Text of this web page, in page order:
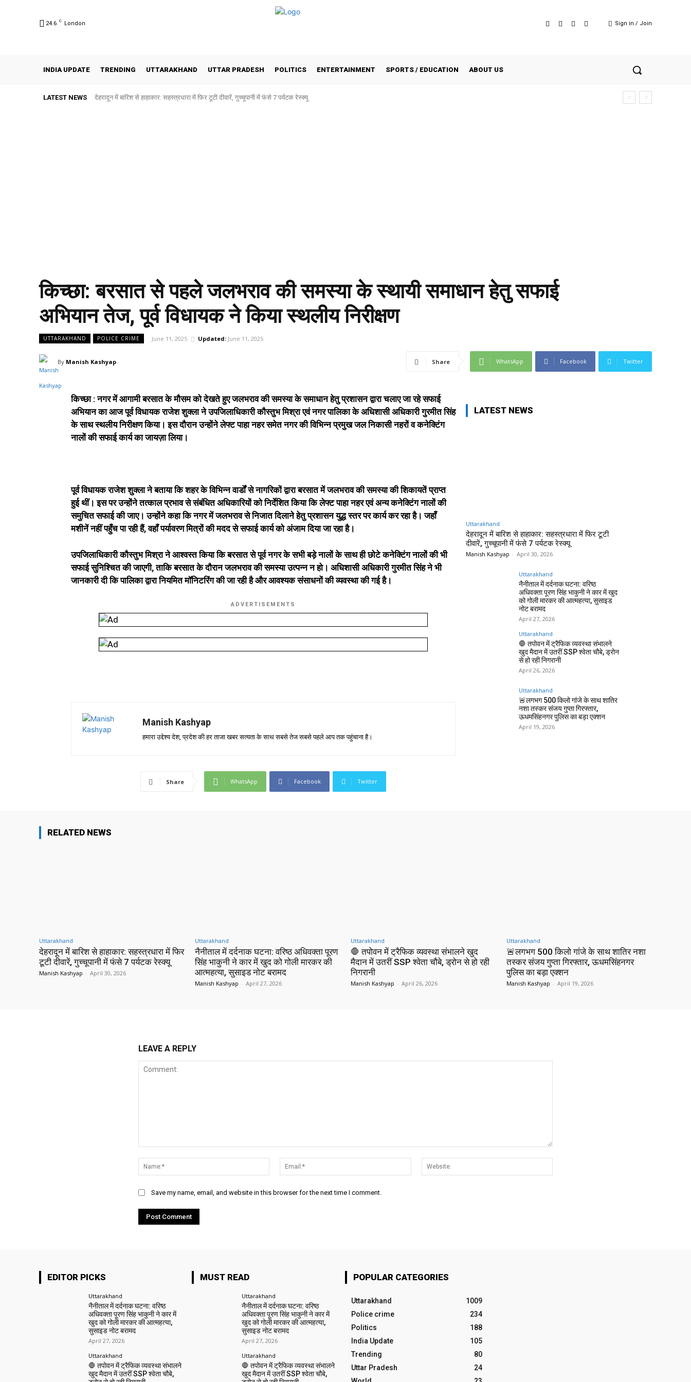
24.6 C London Sign in / Join
INDIA UPDATE TRENDING UTTARAKHAND UTTAR PRADESH POLITICS ENTERTAINMENT SPORTS / EDUCATION ABOUT US
LATEST NEWS देहरादून में बारिश से हाहाकार: सहस्त्रधारा में फिर टूटी दीवारें, गुच्चूपानी में फंसे 7 पर्यटक रेस्क्यू
किच्छा: बरसात से पहले जलभराव की समस्या के स्थायी समाधान हेतु सफाई
अभियान तेज, पूर्व विधायक ने किया स्थलीय निरीक्षण
UTTARAKHAND POLICE CRIME June 11, 2025 Updated: June 11, 2025
By Manish Kashyap Share WhatsApp Facebook Twitter
किच्छा : नगर में आगामी बरसात के मौसम को देखते हुए जलभराव की समस्या के समाधान हेतु प्रशासन द्वारा चलाए जा रहे सफाई
अभियान का आज पूर्व विधायक राजेश शुक्ला ने उपजिलाधिकारी कौस्तुभ मिश्रा एवं नगर पालिका के अधिशासी अधिकारी गुरमीत सिंह
के साथ स्थलीय निरीक्षण किया। इस दौरान उन्होंने लेफ्ट पाहा नहर समेत नगर की विभिन्न प्रमुख जल निकासी नहरों व कनेक्टिंग
नालों की सफाई कार्य का जायज़ा लिया।
पूर्व विधायक राजेश शुक्ला ने बताया कि शहर के विभिन्न वार्डों से नागरिकों द्वारा बरसात में जलभराव की समस्या की शिकायतें प्राप्त
हुई थीं। इस पर उन्होंने तत्काल प्रभाव से संबंधित अधिकारियों को निर्देशित किया कि लेफ्ट पाहा नहर एवं अन्य कनेक्टिंग नालों की
समुचित सफाई की जाए। उन्होंने कहा कि नगर में जलभराव से निजात दिलाने हेतु प्रशासन युद्ध स्तर पर कार्य कर रहा है। जहाँ
मशीनें नहीं पहुँच पा रही हैं, वहाँ पर्यावरण मित्रों की मदद से सफाई कार्य को अंजाम दिया जा रहा है।
उपजिलाधिकारी कौस्तुभ मिश्रा ने आश्वस्त किया कि बरसात से पूर्व नगर के सभी बड़े नालों के साथ ही छोटे कनेक्टिंग नालों की भी
सफाई सुनिश्चित की जाएगी, ताकि बरसात के दौरान जलभराव की समस्या उत्पन्न न हो। अधिशासी अधिकारी गुरमीत सिंह ने भी
जानकारी दी कि पालिका द्वारा नियमित मॉनिटरिंग की जा रही है और आवश्यक संसाधनों की व्यवस्था की गई है।
ADVERTISEMENTS
Manish Kashyap
हमारा उद्देश्य देश, प्रदेश की हर ताजा खबर सत्यता के साथ सबसे तेज सबसे पहले आप तक पहुंचाना है।
Share WhatsApp Facebook Twitter
LATEST NEWS
Uttarakhand
देहरादून में बारिश से हाहाकार: सहस्त्रधारा में फिर टूटी
दीवारें, गुच्चूपानी में फंसे 7 पर्यटक रेस्क्यू
Manish Kashyap - April 30, 2026
Uttarakhand
नैनीताल में दर्दनाक घटना: वरिष्ठ
अधिवक्ता पूरण सिंह भाकुनी ने कार में खुद
को गोली मारकर की आत्महत्या, सुसाइड
नोट बरामद
April 27, 2026
Uttarakhand
🛑 तपोवन में ट्रैफिक व्यवस्था संभालने
खुद मैदान में उतरीं SSP श्वेता चौबे, ड्रोन
से हो रही निगरानी
April 26, 2026
Uttarakhand
🚨लगभग 500 किलो गांजे के साथ शातिर
नशा तस्कर संजय गुप्ता गिरफ्तार,
ऊधमसिंहनगर पुलिस का बड़ा एक्शन
April 19, 2026
RELATED NEWS
Uttarakhand
देहरादून में बारिश से हाहाकार: सहस्त्रधारा में फिर
टूटी दीवारें, गुच्चूपानी में फंसे 7 पर्यटक रेस्क्यू
Manish Kashyap - April 30, 2026
Uttarakhand
नैनीताल में दर्दनाक घटना: वरिष्ठ अधिवक्ता पूरण
सिंह भाकुनी ने कार में खुद को गोली मारकर की
आत्महत्या, सुसाइड नोट बरामद
Manish Kashyap - April 27, 2026
Uttarakhand
🛑 तपोवन में ट्रैफिक व्यवस्था संभालने खुद
मैदान में उतरीं SSP श्वेता चौबे, ड्रोन से हो रही
निगरानी
Manish Kashyap - April 26, 2026
Uttarakhand
🚨लगभग 500 किलो गांजे के साथ शातिर नशा
तस्कर संजय गुप्ता गिरफ्तार, ऊधमसिंहनगर
पुलिस का बड़ा एक्शन
Manish Kashyap - April 19, 2026
LEAVE A REPLY
Name:*
Email:*
Save my name, email, and website in this browser for the next time I comment.
EDITOR PICKS
Uttarakhand
नैनीताल में दर्दनाक घटना: वरिष्ठ
अधिवक्ता पूरण सिंह भाकुनी ने कार में
खुद को गोली मारकर की आत्महत्या,
सुसाइड नोट बरामद
April 27, 2026
Uttarakhand
🛑 तपोवन में ट्रैफिक व्यवस्था संभालने
खुद मैदान में उतरीं SSP श्वेता चौबे,
MUST READ
Uttarakhand
नैनीताल में दर्दनाक घटना: वरिष्ठ
अधिवक्ता पूरण सिंह भाकुनी ने कार में
खुद को गोली मारकर की आत्महत्या,
सुसाइड नोट बरामद
April 27, 2026
Uttarakhand
🛑 तपोवन में ट्रैफिक व्यवस्था संभालने
खुद मैदान में उतरीं SSP श्वेता चौबे,
POPULAR CATEGORIES
Uttarakhand
1009
Police crime
234
Politics
188
India Update
105
Trending
80
Uttar Pradesh
24